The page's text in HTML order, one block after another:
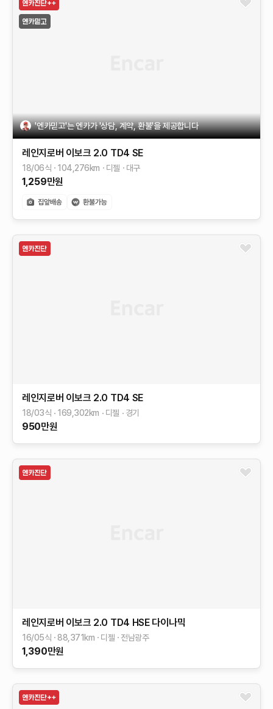
'엔카믿고'는 엔카가 '상담, 계약, 환불'을 제공합니다
레인지로버 이보크 2.0 TD4 SE
18/06식 104,276km 디젤 대구
1,259만원
레인지로버 이보크 2.0 TD4 SE
18/03식 169,302km 디젤 경기
950만원
레인지로버 이보크 2.0 TD4 HSE 다이나믹
16/05식 88,371 km 디젤 전남광주
1,390만원